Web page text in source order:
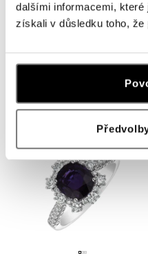
dalšími informacemi,
získali v důsledku toho, že
Prsten se safírem a diamanty
Goodnight Moon